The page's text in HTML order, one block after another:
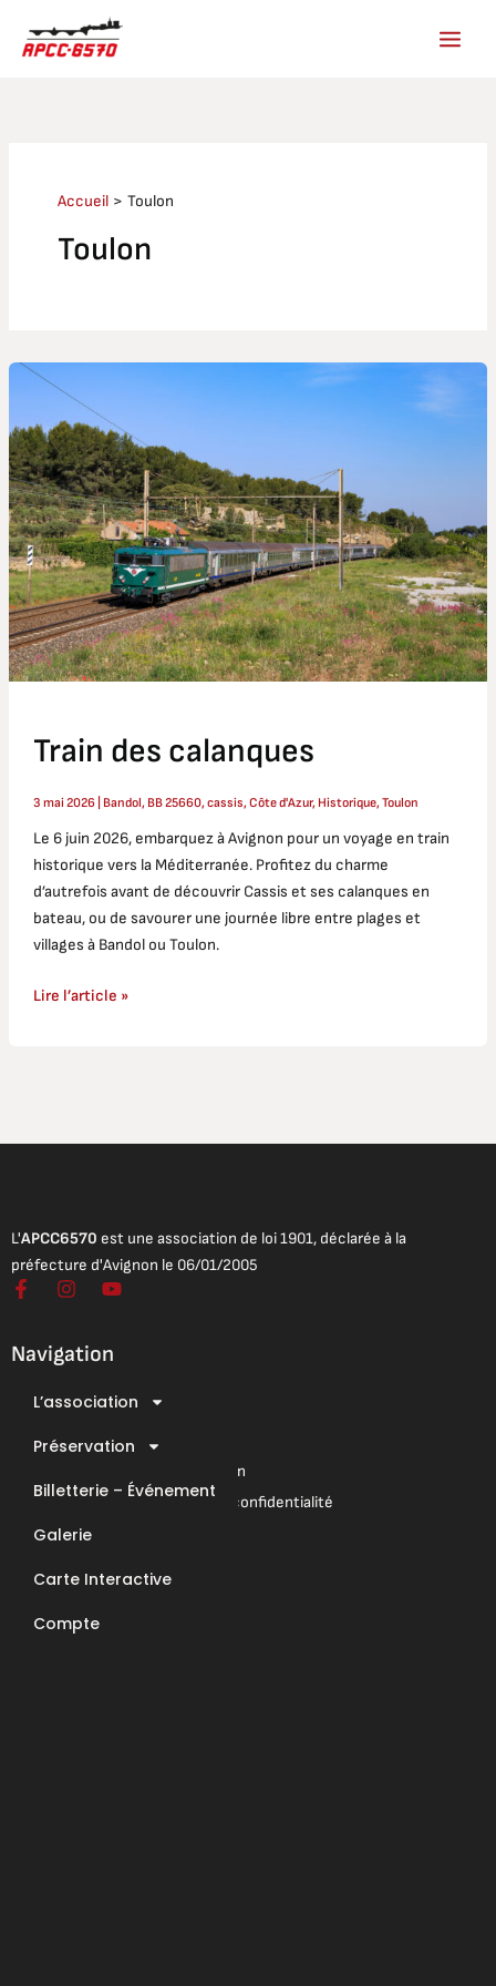
Accueil Toulon
Toulon
Train des calanques
3 mai 2026 Bandol, BB 25660,cassis,Côte d'Azur, Historique,Toulon
Le 6 juin 2026, embarquez à Avignon pour un voyage en train
historique vers la Méditerranée. Profitez du charme
d’autrefois avant de découvrir Cassis et ses calanques en
bateau, ou de savourer une journée libre entre plages et
villages à Bandol ou Toulon.
Train
calanques
Lire l’article »
L'APCC6570 est une association de loi 1901, déclarée à la
préfecture d'Avignon le 06/01/2005
F
e
b
I
t
a
r
m
Y
t
u
e
Navigation
L’association
Préservation
Billetterie – Événement
Galerie
Carte Interactive
Compte
Mentions légales
Conditions Générales de Vente
Conditions Générales d’Utilisation
Mentions légales & Politique de confidentialité
E-Mail : contact@apcc6570.fr
Téléphone : 06 85 81 94 56